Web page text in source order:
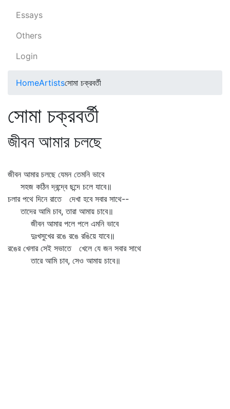
Essays
Others
Login
HomeArtistsসোমা চক্রবর্তী
সোমা চক্রবর্তী
জীবন আমার চলছে
জীবন আমার চলছে যেমন তেমনি ভাবে
সহজ কঠিন দ্বন্দ্বে ছন্দে চলে যাবে॥
চলার পথে দিনে রাতে দেখা হবে সবার সাথে--
তাদের আমি চাব, তারা আমায় চাবে॥
জীবন আমার পলে পলে এমনি ভাবে
দুঃখসুখের রঙে রঙে রঙিয়ে যাবে॥
রঙের খেলার সেই সভাতে খেলে যে জন সবার সাথে
তারে আমি চাব, সেও আমায় চাবে॥